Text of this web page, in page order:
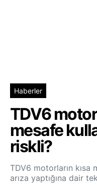
Haberler
TDV6 motor
mesafe
riskli?
TDV6 motorların kısa
arıza yaptığına dair